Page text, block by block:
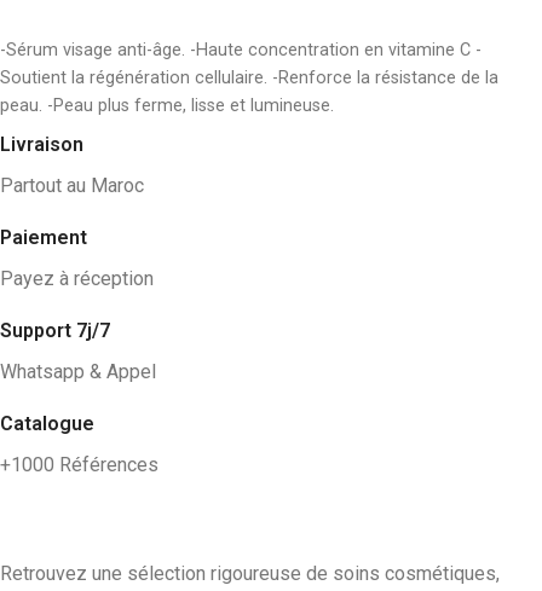
-Sérum visage anti-âge. -Haute concentration en vitamine C -
Soutient la régénération cellulaire. -Renforce la résistance de la
peau. -Peau plus ferme, lisse et lumineuse.
Livraison
Partout au Maroc
Paiement
Payez à réception
Support 7j/7
Whatsapp & Appel
Catalogue
+1000 Références
Retrouvez une sélection rigoureuse de soins cosmétiques,